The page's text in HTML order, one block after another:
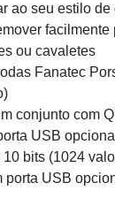
ao seu estilo de
facilmente
ou cavaletes
Fanatec
conjunto com
USB opcional
bits (1024
porta USB